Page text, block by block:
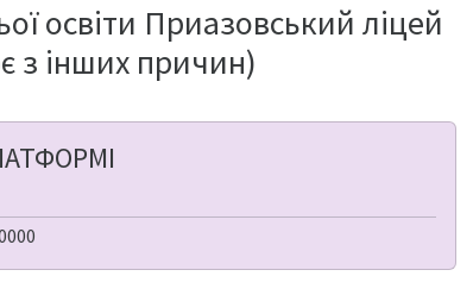
освіти Приазовський ліцей
з інших причин)